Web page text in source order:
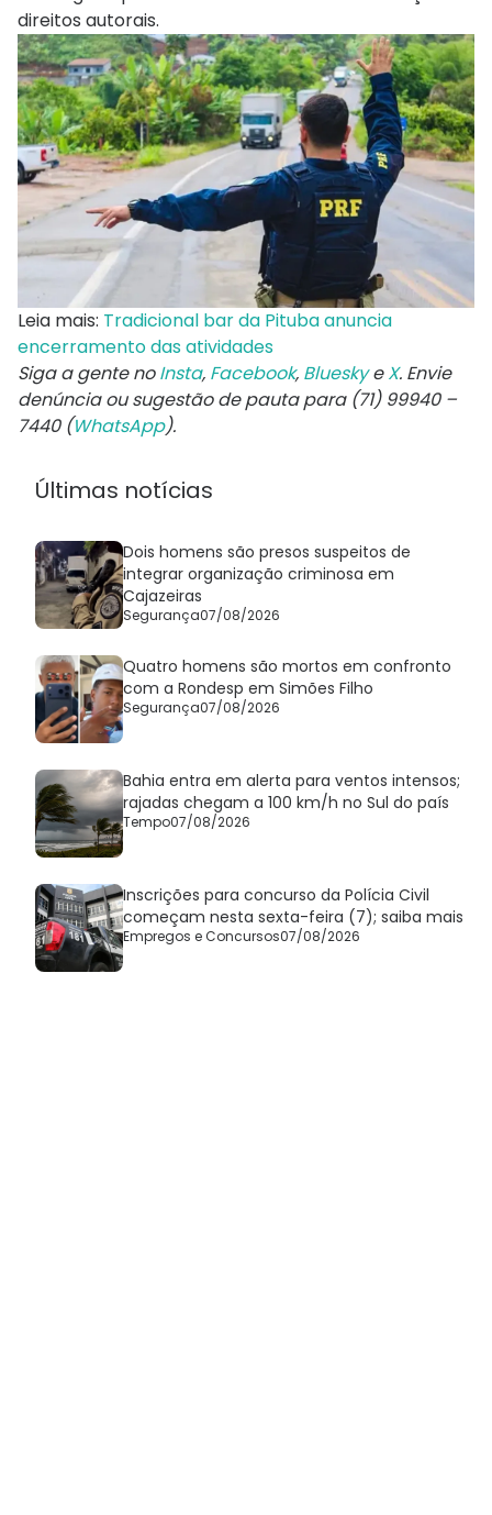
direitos autorais.
Leia mais: Tradicional bar da Pituba anuncia
encerramento das atividades
Siga a gente noInsta, Facebook, BlueskyeX. Envie
denúncia ou sugestão de pauta para (71) 99940 –
7440 (WhatsApp).
Últimas notícias
Dois homens são presos suspeitos de
integrar organização criminosa em
Cajazeiras
Segurança07/08/2026
Quatro homens são mortos em confronto
com a Rondesp em Simões Filho
Segurança07/08/2026
Bahia entra em alerta para ventos intensos;
rajadas chegam a 100 km/h no Sul do país
Tempo07/08/2026
Inscrições para concurso da Polícia Civil
começam nesta sexta-feira (7); saiba mais
Empregos e Concursos07/08/2026